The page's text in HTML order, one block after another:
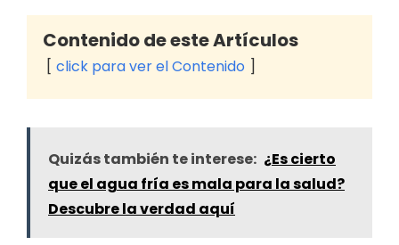
Contenido de este Artículos
click para ver el Contenido
Quizás también te interese: ¿Es cierto
que el agua fría es mala para la salud?
Descubre la verdad aquí